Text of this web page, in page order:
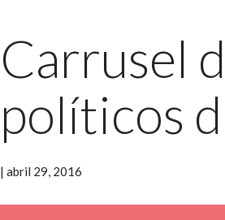
Carrusel
políticos
| abril 29, 2016